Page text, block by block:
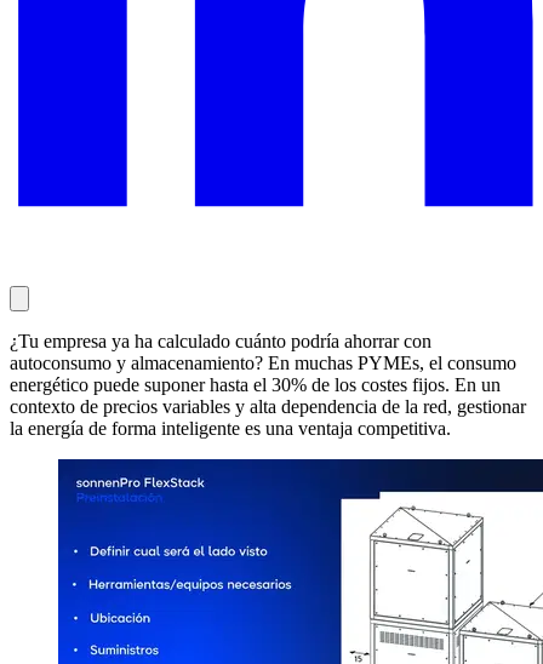
¿Tu empresa ya ha calculado cuánto podría ahorrar con
autoconsumo y almacenamiento? En muchas PYMEs, el consumo
energético puede suponer hasta el 30% de los costes fijos. En un
contexto de precios variables y alta dependencia de la red, gestionar
la energía de forma inteligente es una ventaja competitiva.